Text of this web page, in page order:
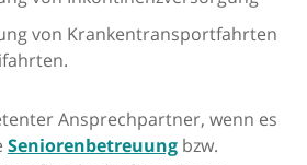
von Krankentransportfahrten
Ansprechpartner, wenn es
Seniorenbetreuungbzw.